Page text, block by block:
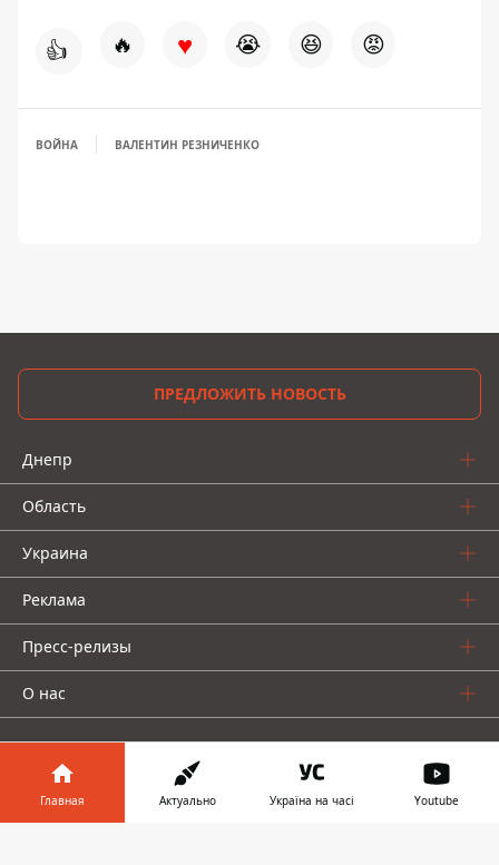
👍 🔥 ♥ 😭 😆 😡
ВОЙНА ВАЛЕНТИН РЕЗНИЧЕНКО
ПРЕДЛОЖИТЬ НОВОСТЬ
Днепр
Область
Украина
Реклама
Пресс-релизы
О нас
Главная Актуально Україна на часі Youtube